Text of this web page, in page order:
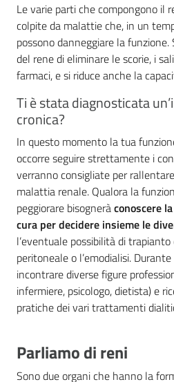
Strutture
e
territorio
Studiare
Piacenza
Costruiamo
Salute
Novità
Scuole
Imprese
Le varie parti che compongono il
colpite da malattie che, in un
possono danneggiare la funzione.
del rene di eliminare le scorie, i
farmaci, e si riduce anche la
Ti è stata diagnosticata
cronica?
In questo momento la tua
occorre seguire strettamente i
verranno consigliate per
malattia renale. Qualora la
peggiorare bisogneràconoscere
cura per decidere insieme le
l’eventuale possibilità di
peritoneale o l’emodialisi.
incontrare diverse figure
infermiere, psicologo, dietista) e
pratiche dei vari trattamenti
Parliamo di reni
Sono due organi che hanno la